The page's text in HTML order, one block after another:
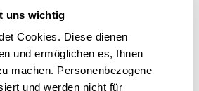
uns wichtig
Cookies. Diese dienen
und ermöglichen es, Ihnen
machen. Personenbezogene
und werden nicht für
Wir müssen
es diese Lücken gibt und
auf der Angebots- und der
bessere